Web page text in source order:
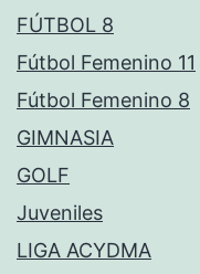
FÚTBOL 8
Fútbol Femenino 11
Fútbol Femenino 8
GIMNASIA
GOLF
Juveniles
LIGA ACYDMA